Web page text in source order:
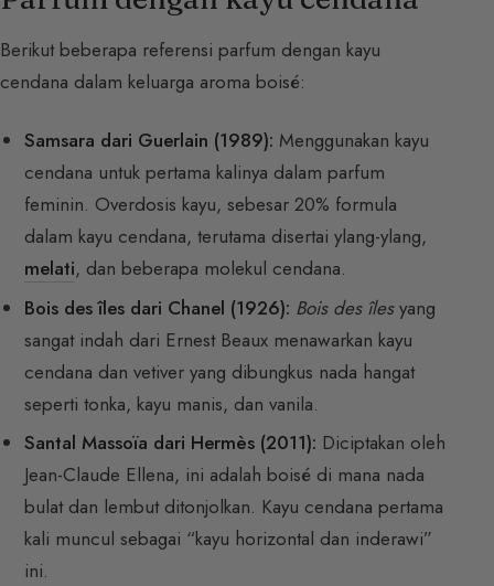
Berikut beberapa referensi parfum dengan kayu
cendana dalam keluarga aroma boisé:
Samsara dari Guerlain (1989): Menggunakan kayu
cendana untuk pertama kalinya dalam parfum
feminin. Overdosis kayu, sebesar 20% formula
dalam kayu cendana, terutama disertai ylang-ylang,
melati, dan beberapa molekul cendana.
Bois des îles dari Chanel (1926): Bois des îlesyang
sangat indah dari Ernest Beaux menawarkan kayu
cendana dan vetiver yang dibungkus nada hangat
seperti tonka, kayu manis, dan vanila.
Santal Massoïa dari Hermès (2011): Diciptakan oleh
Jean-Claude Ellena, ini adalah boisé di mana nada
bulat dan lembut ditonjolkan. Kayu cendana pertama
kali muncul sebagai “kayu horizontal dan inderawi”
ini.